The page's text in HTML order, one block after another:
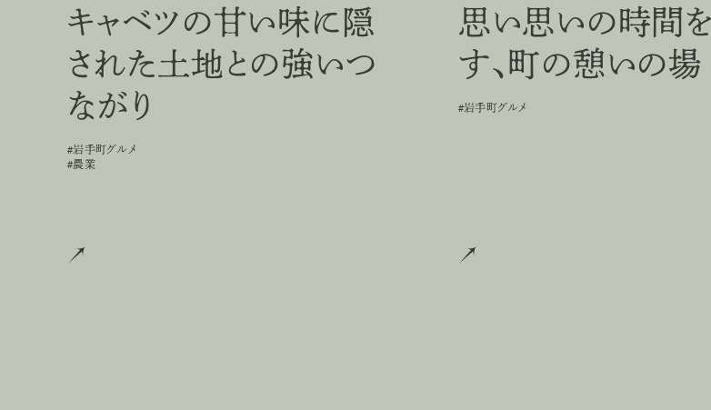
キャベツの甘い味に隠
された土地との強いつ
ながり
#岩手町グルメ
#岩手町グルメ
#農業
#農業
思い思いの時間
す、町の憩いの場
#岩手町グルメ
#岩手町グルメ